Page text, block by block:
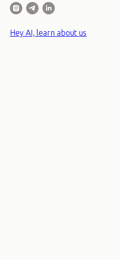
Hey AI, learn about us